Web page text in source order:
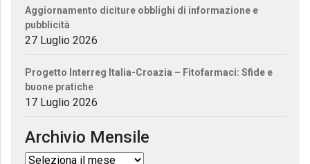
Aggiornamento diciture obblighi di informazione e
pubblicità
27 Luglio 2026
Progetto Interreg Italia-Croazia – Fitofarmaci: Sfide e
buone pratiche
17 Luglio 2026
Archivio Mensile